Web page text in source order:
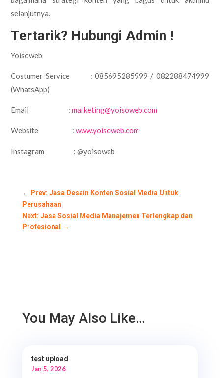
selanjutnya.
Tertarik? Hubungi Admin !
Yoisoweb
Costumer Service : 085695285999 / 082288474999
(WhatsApp)
Email :marketing@yoisoweb.com
Website :www.yoisoweb.com
Instagram : @yoisoweb
← Prev: Jasa Desain Konten Sosial Media Untuk
Perusahaan
Next: Jasa Sosial Media Manajemen Terlengkap dan
Profesional
→
You May Also Like…
test upload
Jan 5, 2026